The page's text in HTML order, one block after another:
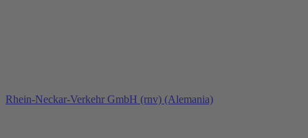
Rhein-Neckar-Verkehr GmbH (rnv) (Alemania)